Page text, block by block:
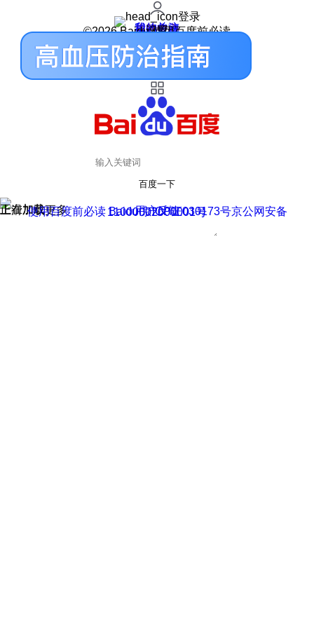
登录
我的关注
我的收藏
皮肤中心
用户反馈
设置
©2026 Baidu 使用百度前必读
百度一下
正在加载
上滑加载更多 用户反馈
使用百度前必读 Baidu 京ICP证030173号
京公网安备11000002000001号